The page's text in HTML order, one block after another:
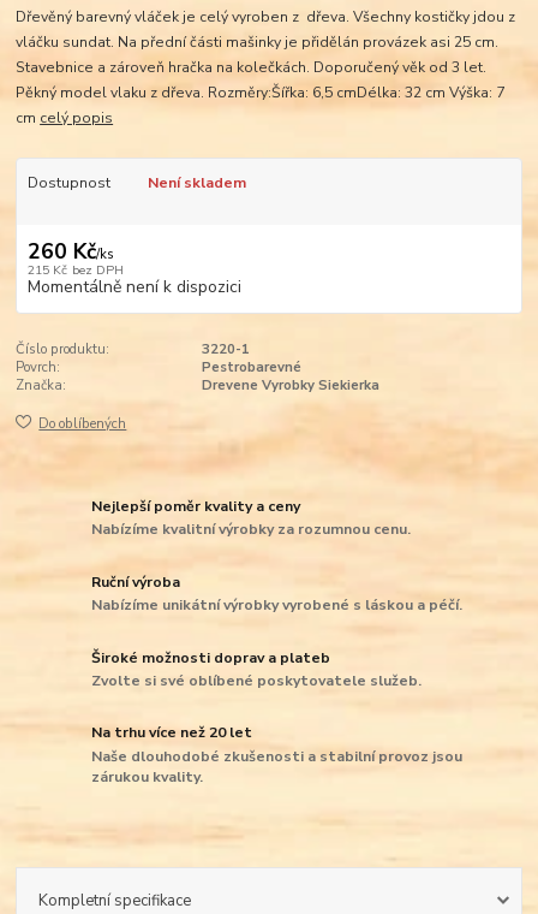
Dřevěný barevný vláček je celý vyroben z dřeva. Všechny kostičky jdou z
vláčku sundat. Na přední části mašinky je přidělán provázek asi 25 cm.
Stavebnice a zároveň hračka na kolečkách. Doporučený věk od 3 let.
Pěkný model vlaku z dřeva. Rozměry:Šířka: 6,5 cmDélka: 32 cm Výška: 7
cm celý popis
Dostupnost Není skladem
260 Kč/ks
215 Kč bez DPH
Momentálně není k dispozici
Číslo produktu:
3220-1
Povrch:
Pestrobarevné
Značka:
Drevene Vyrobky Siekierka
Do oblíbených
Nejlepší poměr kvality a ceny
Nabízíme kvalitní výrobky za rozumnou cenu.
Ruční výroba
Nabízíme unikátní výrobky vyrobené s láskou a péčí.
Široké možnosti doprav a plateb
Zvolte si své oblíbené poskytovatele služeb.
Na trhu více než 20 let
Naše dlouhodobé zkušenosti a stabilní provoz jsou
zárukou kvality.
Kompletní specifikace